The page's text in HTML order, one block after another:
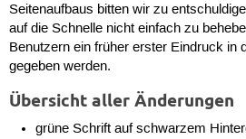
Seitenaufbaus bitten wir zu
auf die Schnelle nicht einfach zu
Benutzern ein früher erster Eindruck in
gegeben werden.
Übersicht aller Änderungen
grüne Schrift auf schwarzem